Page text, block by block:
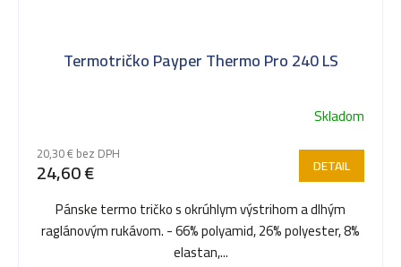
Termotričko Payper Thermo Pro 240 LS
Skladom
20,30 € bez DPH
24,60 € DETAIL
Pánske termo tričko s okrúhlym výstrihom a dlhým
raglánovým rukávom. - 66% polyamid, 26% polyester, 8%
elastan,...